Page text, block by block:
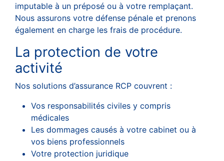
imputable à un préposé ou à votre remplaçant.
Nous assurons votre défense pénale et prenons
également en charge les frais de procédure.
La protection de votre
activité
Nos solutions d’assurance RCP couvrent :
Vos responsabilités civiles y compris
médicales
Les dommages causés à votre cabinet ou à
vos biens professionnels
Votre protection juridique